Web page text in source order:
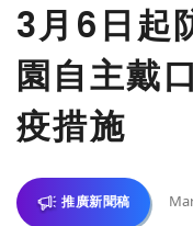
3月6日起
園自主戴
疫措施
推廣新聞稿